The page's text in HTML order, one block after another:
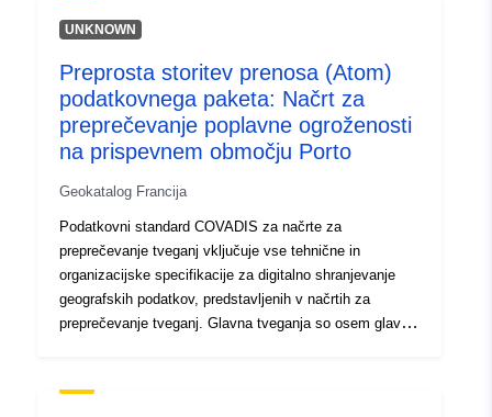
Tip:
Vir:
http://inspire.ec.europa.eu/
codelist/ResourceType/services
UNKNOWN
Preprosta storitev prenosa (Atom)
podatkovnega paketa: Načrt za
preprečevanje poplavne ogroženosti
na prispevnem območju Porto
Geokatalog Francija
Podatkovni standard COVADIS za načrte za
preprečevanje tveganj vključuje vse tehnične in
organizacijske specifikacije za digitalno shranjevanje
geografskih podatkov, predstavljenih v načrtih za
preprečevanje tveganj. Glavna tveganja so osem glavnih
izbruhi, premiki terena, nevarnosti obalnega pasu,